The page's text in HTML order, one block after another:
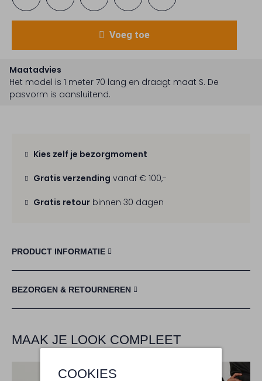
COOKIES
Voeg toe
Maatadvies
Het model is 1 meter 70 lang en draagt maat S. De
pasvorm is aansluitend.
Kies zelf je bezorgmoment
Gratis verzending vanaf € 100,-
Gratis retour binnen 30 dagen
PRODUCT INFORMATIE
BEZORGEN & RETOURNEREN
MAAK JE LOOK COMPLEET